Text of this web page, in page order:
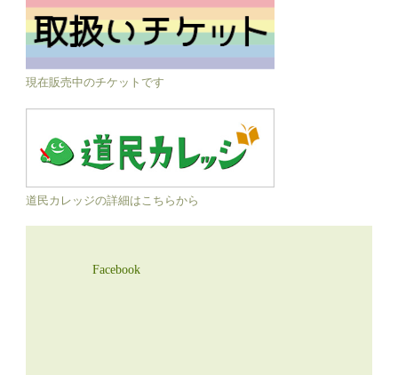
現在販売中のチケットです
道民カレッジの詳細はこちらから
Facebook